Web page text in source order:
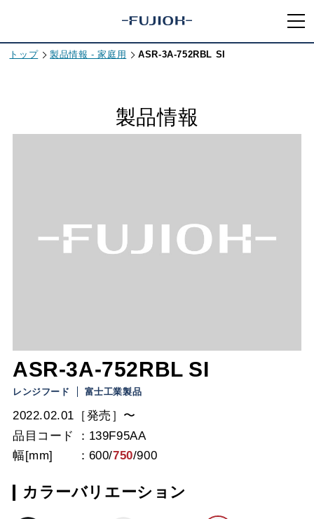
トップ 製品情報 - 家庭用 ASR-3A-752RBL SI
製品情報
ASR-3A-752RBL SI
レンジフード 富士工業製品
2022.02.01［発売］〜
品目コード
139F95AA
幅[mm]
600/750/900
カラーバリエーション